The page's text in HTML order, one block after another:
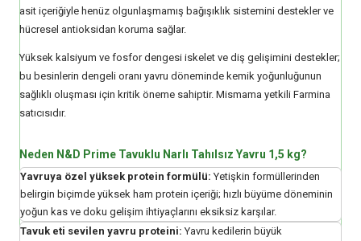
asit içeriğiyle henüz olgunlaşmamış bağışıklık sistemini destekler ve
hücresel antioksidan koruma sağlar.
Yüksek kalsiyum ve fosfor dengesi iskelet ve diş gelişimini destekler;
bu besinlerin dengeli oranı yavru döneminde kemik yoğunluğunun
sağlıklı oluşması için kritik öneme sahiptir. Mismama yetkili Farmina
satıcısıdır.
Neden N&D Prime Tavuklu Narlı Tahılsız Yavru 1,5 kg?
Yavruya özel yüksek protein formülü: Yetişkin formüllerinden
belirgin biçimde yüksek ham protein içeriği; hızlı büyüme döneminin
yoğun kas ve doku gelişim ihtiyaçlarını eksiksiz karşılar.
Tavuk eti sevilen yavru proteini: Yavru kedilerin büyük